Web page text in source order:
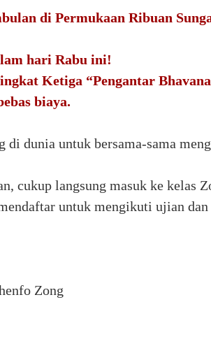
di Permukaan Ribuan
hari Rabu ini!
Ketiga “Pengantar
biaya.
di dunia untuk bersama-sama
cukup langsung masuk ke kelas
untuk mengikuti ujian
Zong